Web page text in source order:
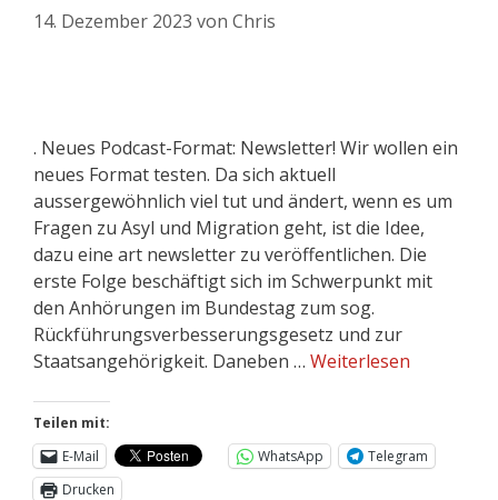
14. Dezember 2023 von Chris
. Neues Podcast-Format: Newsletter! Wir wollen ein
neues Format testen. Da sich aktuell
aussergewöhnlich viel tut und ändert, wenn es um
Fragen zu Asyl und Migration geht, ist die Idee,
dazu eine art newsletter zu veröffentlichen. Die
erste Folge beschäftigt sich im Schwerpunkt mit
den Anhörungen im Bundestag zum sog.
Rückführungsverbesserungsgesetz und zur
Staatsangehörigkeit. Daneben … Weiterlesen
Teilen mit:
E-Mail
WhatsApp
Telegram
Drucken